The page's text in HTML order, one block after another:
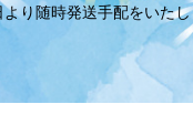
り随時発送手配をいたし